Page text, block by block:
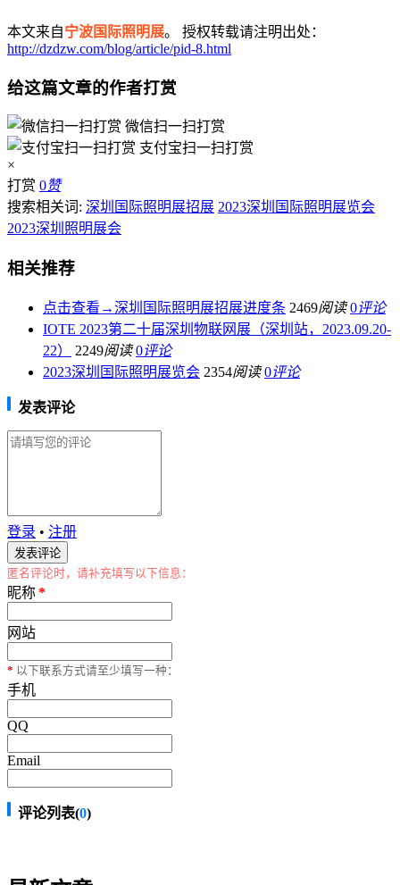
本文来自宁波国际照明展。 授权转载请注明出处：
http://dzdzw.com/blog/article/pid-8.html
给这篇文章的作者打赏
微信扫一扫打赏
支付宝扫一扫打赏
×
打赏 0赞
搜索相关词: 深圳国际照明展招展 2023深圳国际照明展览会
2023深圳照明展会
相关推荐
点击查看→深圳国际照明展招展进度条 2469阅读 0评论
IOTE 2023第二十届深圳物联网展（深圳站，2023.09.20-
22）
2249阅读 0评论
2023深圳国际照明展览会 2354阅读 0评论
发表评论
登录 • 注册
匿名评论时，请补充填写以下信息：
昵称*
网站
* 以下联系方式请至少填写一种：
手机
QQ
Email
评论列表(0)